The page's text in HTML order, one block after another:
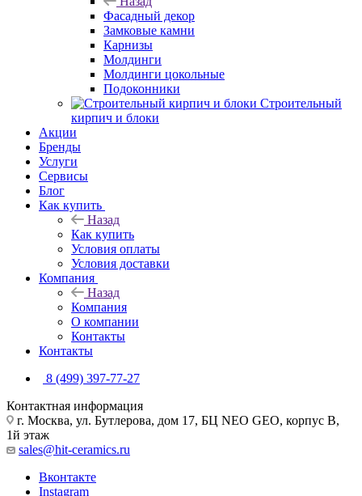
Фасадный декор
Замковые камни
Карнизы
Молдинги
Молдинги цокольные
Подоконники
Строительный
кирпич и блоки
Акции
Бренды
Услуги
Сервисы
Блог
Как купить
Назад
Как купить
Условия оплаты
Условия доставки
Компания
Назад
Компания
О компании
Контакты
Контакты
8 (499) 397-77-27
Контактная информация
г. Москва, ул. Бутлерова, дом 17, БЦ NEO GEO, корпус В,
1й этаж
sales@hit-ceramics.ru
Вконтакте
Instagram